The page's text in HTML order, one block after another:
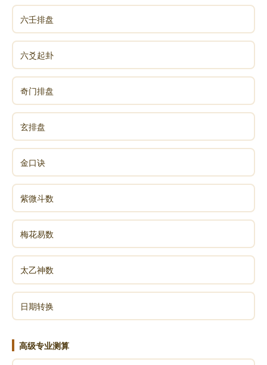
六壬排盘
六爻起卦
奇门排盘
玄排盘
金口诀
紫微斗数
梅花易数
太乙神数
日期转换
高级专业测算